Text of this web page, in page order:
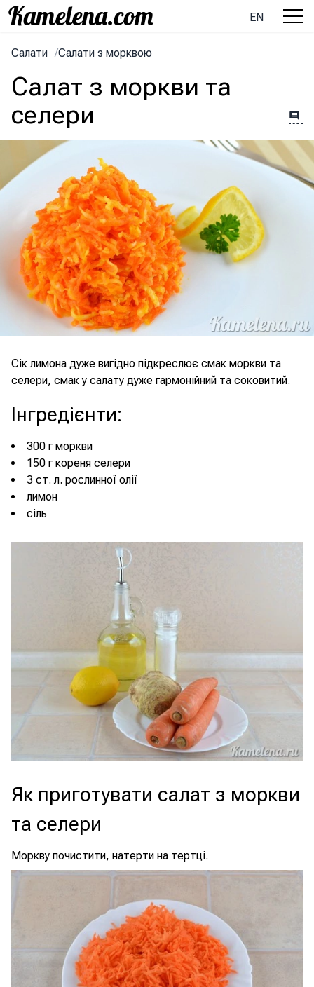
EN
Салати /Салати з морквою
Салат з моркви та
селери
Сік лимона дуже вигідно підкреслює смак моркви та
селери, смак у салату дуже гармонійний та соковитий.
Інгредієнти:
300 г моркви
150 г кореня селери
3 ст. л. рослинної олії
лимон
сіль
Як приготувати салат з моркви
та селери
Моркву почистити, натерти на тертці.